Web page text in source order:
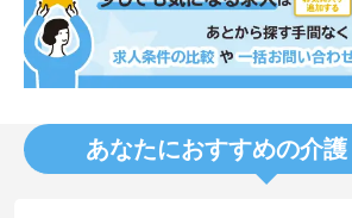
あなたにおすすめの介